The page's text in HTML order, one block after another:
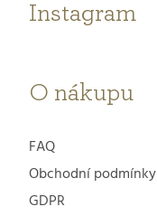
Instagram
O nákupu
FAQ
Obchodní podmínky
GDPR